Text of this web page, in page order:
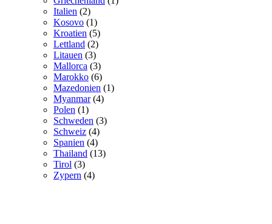
Italien (2)
Kosovo (1)
Kroatien (5)
Lettland (2)
Litauen (3)
Mallorca (3)
Marokko (6)
Mazedonien (1)
Myanmar(4)
Polen (1)
Schweden (3)
Schweiz (4)
Spanien (4)
Thailand (13)
Tirol (3)
Zypern (4)